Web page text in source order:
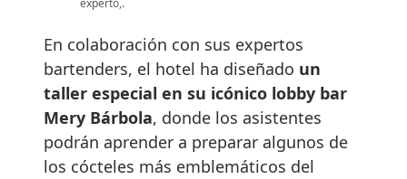
experto,.
En colaboración con sus expertos
bartenders, el hotel ha diseñado un
taller especial en su icónico lobby bar
Mery Bárbola, donde los asistentes
podrán aprender a preparar algunos de
los cócteles más emblemáticos del